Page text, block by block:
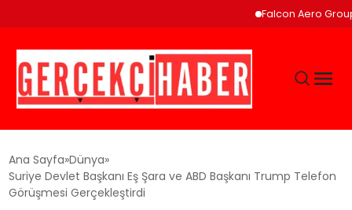
Falcon Aero Group,
GÜNCEL
EĞITIM
Ana Sayfa Dünya
Suriye Devlet Başkanı Eş Şara ve ABD Başkanı Trump Telefon
Görüşmesi Gerçekleştirdi